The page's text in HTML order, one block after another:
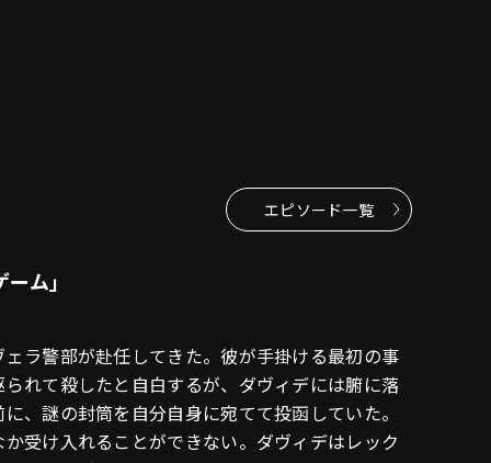
ム」
ラ警部が赴任してきた。彼が手掛ける最初の事
れて殺したと自白するが、ダヴィデには腑に落
、謎の封筒を自分自身に宛てて投函していた。
受け入れることができない。ダヴィデはレック
エピソード一覧